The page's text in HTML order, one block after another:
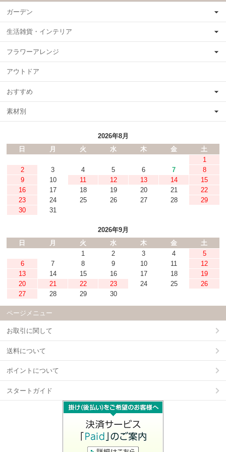
ガーデン
生活雑貨・インテリア
フラワーアレンジ
アウトドア
おすすめ
素材別
2026年8月
日
月 火 水 木 金
土
1
2
3 4 5 6 7
8
9
10 11 12 13 14
15
16
17 18 19 20 21
22
23
24 25 26 27 28
29
30
31
2026年9月
日
月 火 水 木 金
土
1
2 3 4
5
6
7 8 9 10 11
12
13
14 15 16 17 18
19
20
21 22 23 24 25
26
27
28 29 30
ページメニュー
お取引に関して
送料について
ポイントについて
スタートガイド